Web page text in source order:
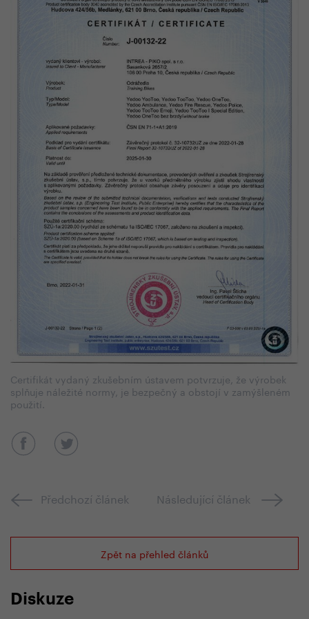
Certifikát vydaný zkušebním ústavem potvrzuje, že výrobek
splňuje náležité normy, je bezpečný a obstojí v zamýšleném
použití.
Předchozí článek Následující článek
Zpět na přehled článků
Diskuze